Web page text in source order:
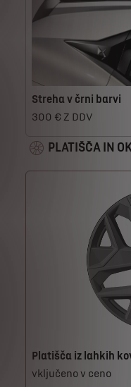
Streha v črni barvi
300 € Z DDV
PLATIŠČA IN
Platišča iz lahkih
vključeno v ceno